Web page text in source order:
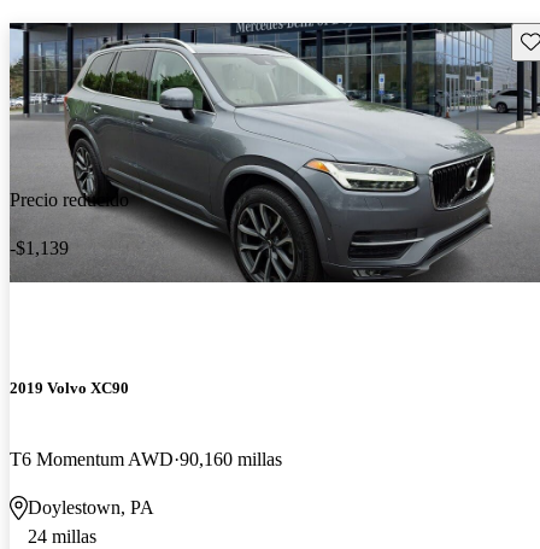
Precio reducido
-$1,139
2019 Volvo XC90
T6 Momentum AWD 90,160 millas
Doylestown, PA
24 millas